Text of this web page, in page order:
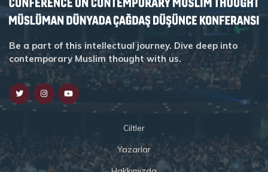
Be a part of this intellectual journey. Dive deep into
contemporary Muslim thought with us.
Ciltler
Yazarlar